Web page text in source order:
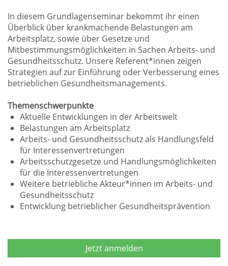
In diesem Grundlagenseminar bekommt ihr einen
Überblick über krankmachende Belastungen am
Arbeitsplatz, sowie über Gesetze und
Mitbestimmungsmöglichkeiten in Sachen Arbeits- und
Gesundheitsschutz. Unsere Referent*innen zeigen
Strategien auf zur Einführung oder Verbesserung eines
betrieblichen Gesundheitsmanagements.
Themenschwerpunkte
Aktuelle Entwicklungen in der Arbeitswelt
Belastungen am Arbeitsplatz
Arbeits- und Gesundheitsschutz als Handlungsfeld
für Interessenvertretungen
Arbeitsschutzgesetze und Handlungsmöglichkeiten
für die Interessenvertretungen
Weitere betriebliche Akteur*innen im Arbeits- und
Gesundheitsschutz
Entwicklung betrieblicher Gesundheitsprävention
Jetzt anmelden